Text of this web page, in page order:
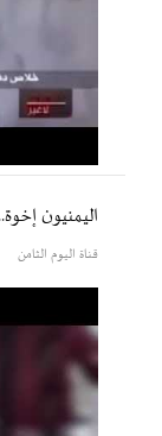
اليمنيون
قناة اليوم الثامن